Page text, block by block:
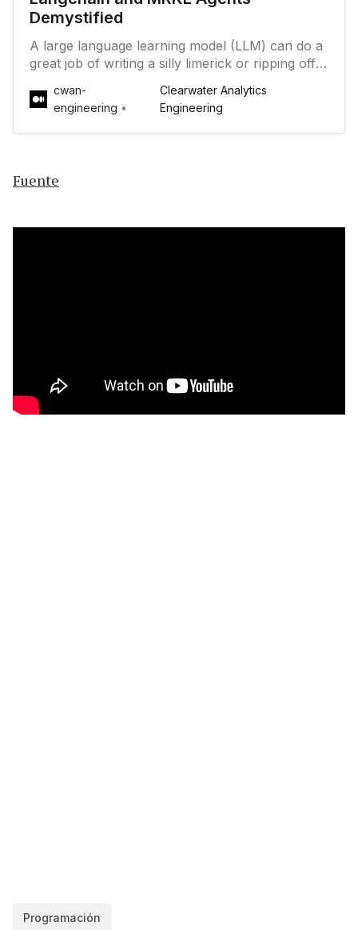
Demystified
A large language learning model (LLM) can do a
great job of writing a silly limerick or ripping off a
cwan-
engineering
Clearwater Analytics
Engineering
Fuente
Programación